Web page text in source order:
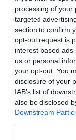
processing of your
targeted
section to confirm
opt-out request is
interest-based ads
us or personal
your opt-out. You
disclosure of your
IAB’s list of
also be disclosed
Downstream
ipso-facto sa
ses droits intra-GB!!!
Enfin, le pays que
ne changera rien
financier, dans
À LA FOIS etre
casquettes se
trafic…..